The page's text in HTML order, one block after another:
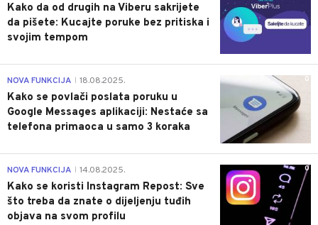
Kako da od drugih na Viberu sakrijete
da pišete: Kucajte poruke bez pritiska i
svojim tempom
0
NOVA FUNKCIJA 18.08.2025.
Kako se povlači poslata poruku u
Google Messages aplikaciji: Nestaće sa
telefona primaoca u samo 3 koraka
0
NOVA FUNKCIJA 14.08.2025.
Kako se koristi Instagram Repost: Sve
što treba da znate o dijeljenju tuđih
objava na svom profilu